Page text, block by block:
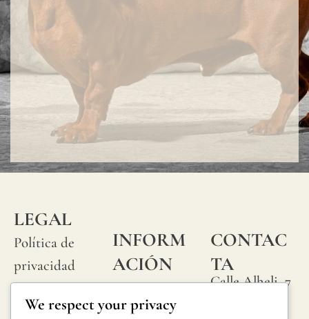
LEGAL
Política de
privacidad
Política de
INFORM
ACIÓN
Preguntas
frecuentes
CONTAC
TA
Calle Alheli, 7
We respect your privacy